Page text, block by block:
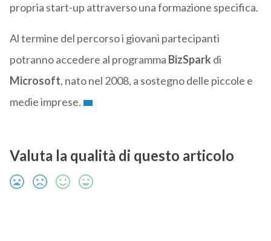
propria start-up attraverso una formazione specifica.
Al termine del percorso i giovani partecipanti
potranno accedere al programma BizSparkdi
Microsoft, nato nel 2008, a sostegno delle piccole e
medie imprese.
Valuta la qualità di questo articolo